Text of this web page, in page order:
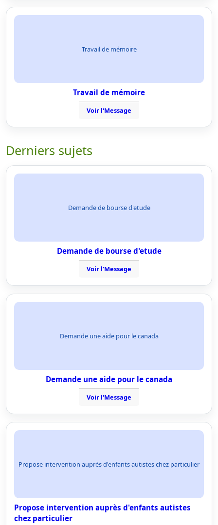
Travail de mémoire
Travail de mémoire
Voir l'Message
Derniers sujets
Demande de bourse d'etude
Demande de bourse d'etude
Voir l'Message
Demande une aide pour le canada
Demande une aide pour le canada
Voir l'Message
Propose intervention auprès d'enfants autistes chez particulier
Propose intervention auprès d'enfants autistes
chez particulier